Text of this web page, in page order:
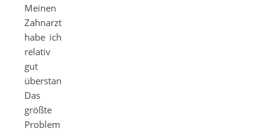
Meinen
Zahnarzttermin
habe ich
relativ
gut
überstanden.
Das
größte
Problem